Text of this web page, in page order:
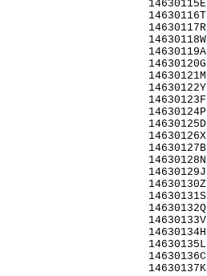
14630115E
14630116T
14630117R
14630118W
14630119A
14630120G
14630121M
14630122Y
14630123F
14630124P
14630125D
14630126X
14630127B
14630128N
14630129J
14630130Z
14630131S
14630132Q
14630133V
14630134H
14630135L
14630136C
14630137K